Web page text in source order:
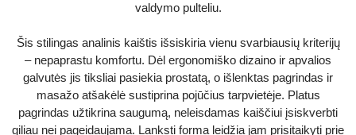
valdymo pulteliu.
Šis stilingas analinis kaištis išsiskiria vienu svarbiausių kriterijų
– nepaprastu komfortu. Dėl ergonomiško dizaino ir apvalios
galvutės jis tiksliai pasiekia prostatą, o išlenktas pagrindas ir
masažo atšakėlė sustiprina pojūčius tarpvietėje. Platus
pagrindas užtikrina saugumą, neleisdamas kaiščiui įsiskverbti
giliau nei pageidaujama. Lanksti forma leidžia jam prisitaikyti prie